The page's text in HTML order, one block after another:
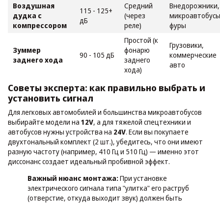
Воздушная
дудка с
компрессором
115 - 125+
дБ
Средний
(через
реле)
Внедорожники,
фуры
Зуммер
заднего хода
90 - 105 дБ
Простой (к
фонарю
заднего
хода)
Грузовики,
коммерческие
авто
Советы эксперта: как правильно выбрать и
установить сигнал
Для легковых автомобилей и большинства микроавтобусов
выбирайте модели на 12V, а для тяжелой спецтехники и
автобусов нужны устройства на 24V. Если вы покупаете
двухтональный комплект (2 шт.), убедитесь, что они имеют
разную частоту (например, 410 Гц и 510 Гц) — именно этот
диссонанс создает идеальный пробивной эффект.
Важный нюанс монтажа:При установке
электрического сигнала типа "улитка" его раструб
(отверстие, откуда выходит звук) должен быть